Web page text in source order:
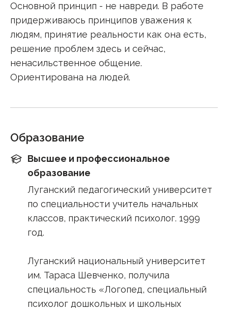
Основной принцип - не навреди. В работе
придерживаюсь принципов уважения к
людям, принятие реальности как она есть,
решение проблем здесь и сейчас,
ненасильственное общение.
Ориентирована на людей.
Образование
Высшее и профессиональное
образование
Луганский педагогический университет
по специальности учитель начальных
классов, практический психолог. 1999
год.
Луганский национальный университет
им. Тараса Шевченко, получила
специальность «Логопед, специальный
психолог дошкольных и школьных